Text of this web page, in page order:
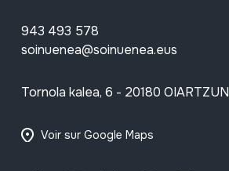
943 493 578
soinuenea@soinuenea.eus
Tornola kalea, 6 - 20180 OIARTZUN
Voir sur Google Maps